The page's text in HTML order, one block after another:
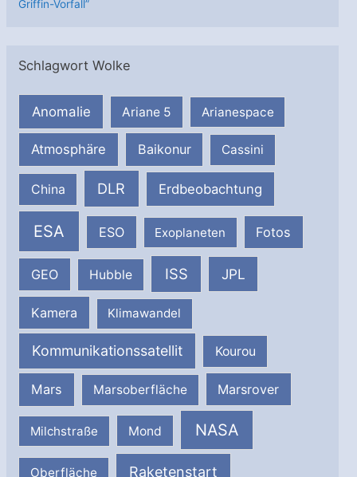
Griffin-Vorfall”
Schlagwort Wolke
Anomalie Ariane 5 Arianespace
Atmosphäre Baikonur Cassini
China DLR Erdbeobachtung
ESA ESO Exoplaneten Fotos
GEO Hubble ISS JPL
Kamera Klimawandel
Kommunikationssatellit Kourou
Mars Marsoberfläche Marsrover
Milchstraße Mond NASA
Oberfläche Raketenstart